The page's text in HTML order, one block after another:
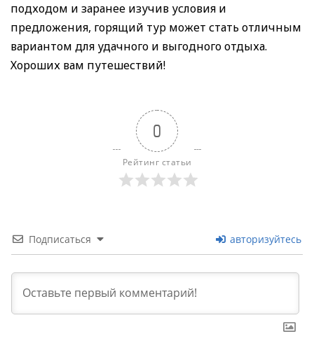
подходом и заранее изучив условия и
предложения, горящий тур может стать отличным
вариантом для удачного и выгодного отдыха.
Хороших вам путешествий!
0
Рейтинг статьи
Подписаться авторизуйтесь